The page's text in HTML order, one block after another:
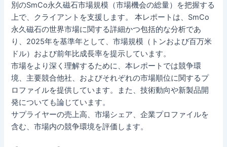
別のSmCo永久磁石市場規模（市場機会の総量）を把握する
上で、クライアントを支援します。 本レポートは、SmCo
永久磁石の世界市場に関する詳細かつ包括的な分析であ
り、2025年を基準年として、市場規模（トンおよび百万米
ドル）および前年比成長率を提示しています。
市場をより深く理解するために、本レポートでは競争環
境、主要競合他社、およびそれぞれの市場順位に関するプ
ロファイルを提供しています。また、技術動向や新製品開
発についても論じています。
サプライヤーの売上高、市場シェア、企業プロファイルを
含む、市場内の競争環境を評価します。